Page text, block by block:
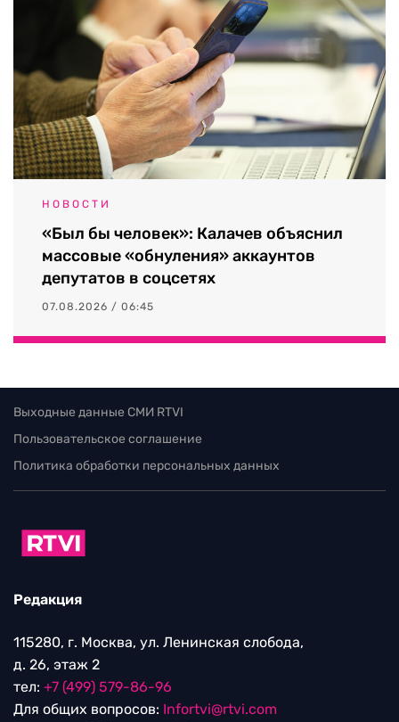
НОВОСТИ
«Был бы человек»: Калачев объяснил
массовые «обнуления» аккаунтов
депутатов в соцсетях
07.08.2026 / 06:45
Выходные данные СМИ RTVI
Пользовательское соглашение
Политика обработки персональных данных
Редакция
115280, г. Москва, ул. Ленинская слобода,
д. 26, этаж 2
тел: +7 (499) 579-86-96
Для общих вопросов: Infortvi@rtvi.com